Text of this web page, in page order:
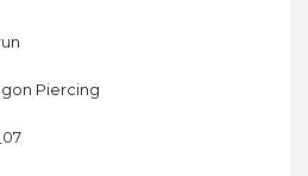
Piercing